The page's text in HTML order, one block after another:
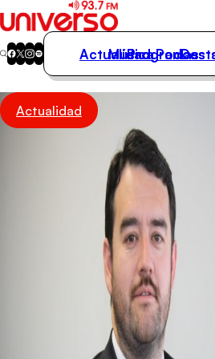
Actualidad
Música
Actualidad
Música
Programas
Actualidad